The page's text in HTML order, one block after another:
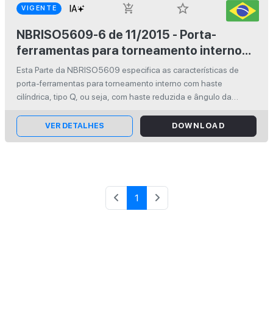
VIGENTE add_shopping_cart
star_border
NBRISO5609-6 de 11/2015 - Porta-
ferramentas para torneamento interno
com haste cilíndrica para pastilhas
intercambiáveis - Parte 6: Tipo Q
Esta Parte da NBRISO5609 especifica as características de
porta-ferramentas para torneamento interno com haste
cilíndrica, tipo Q, ou seja, com haste reduzida e ângulo da
VER DETALHES DOWNLOAD
1